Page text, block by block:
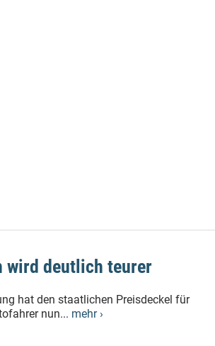
wird deutlich teurer
hat den staatlichen Preisdeckel für
nun... mehr ›